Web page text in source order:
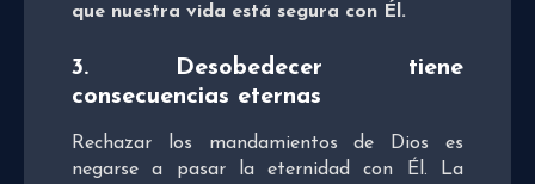
que nuestra vida está segura con Él.
3. Desobedecer tiene
consecuencias eternas
Rechazar los mandamientos de Dios es
negarse a pasar la eternidad con Él. La